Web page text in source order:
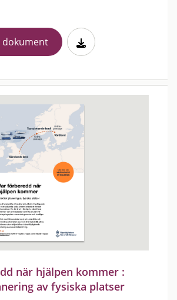
dokument
när hjälpen kommer :
av fysiska platser